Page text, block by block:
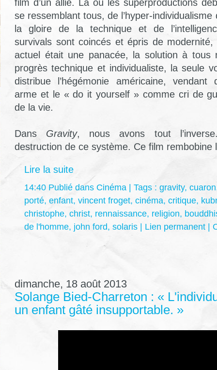
film d’un allié. Là où les superproductions
se ressemblant tous, de l’hyper-
la gloire de la technique et de
survivals sont coincés et épris de
actuel était une panacée, la solution à tous
progrès technique et individualiste, la seule
distribue l’hégémonie américaine,
arme et le « do it yourself » comme cri de
de la vie.
Dans Gravity, nous avons tout
destruction de ce système. Ce film rembobine
Lire la suite
14:40 Publié dans Cinéma | Tags : gravity, cuaron
porté, enfant, vincent froget, cinéma, critique,
christophe, christ, rennaissance, religion,
de l'homme, john ford, solaris Lien permanent
dimanche, 18 août 2013
Solange Bied-Charreton : «
un enfant gâté insupportable. »